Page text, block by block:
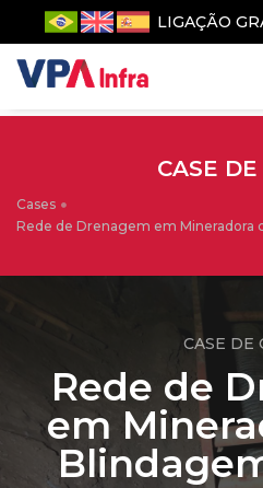
LIGAÇÃO
CASE
Cases
Rede de Drenagem em Mineradora
CASE DE
Rede de
em